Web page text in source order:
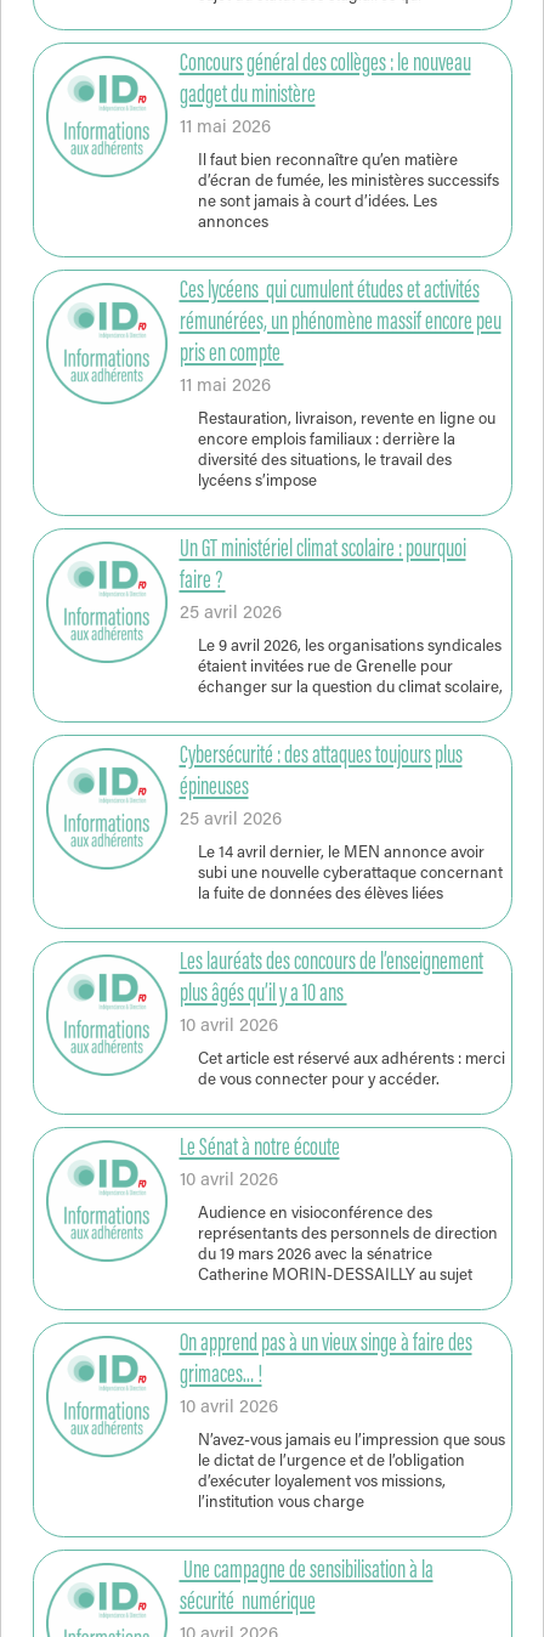
Concours général des collèges : le nouveau
gadget du ministère
11 mai 2026
Il faut bien reconnaître qu’en matière
d’écran de fumée, les ministères successifs
ne sont jamais à court d’idées. Les
annonces
Ces lycéens qui cumulent études et activités
rémunérées, un phénomène massif encore peu
pris en compte
11 mai 2026
Restauration, livraison, revente en ligne ou
encore emplois familiaux : derrière la
diversité des situations, le travail des
lycéens s’impose
Un GT ministériel climat scolaire : pourquoi
faire ?
25 avril 2026
Le 9 avril 2026, les organisations syndicales
étaient invitées rue de Grenelle pour
échanger sur la question du climat scolaire,
Cybersécurité : des attaques toujours plus
épineuses
25 avril 2026
Le 14 avril dernier, le MEN annonce avoir
subi une nouvelle cyberattaque concernant
la fuite de données des élèves liées
Les lauréats des concours de l’enseignement
plus âgés qu’il y a 10 ans
10 avril 2026
Cet article est réservé aux adhérents : merci
de vous connecter pour y accéder.
Le Sénat à notre écoute
10 avril 2026
Audience en visioconférence des
représentants des personnels de direction
du 19 mars 2026 avec la sénatrice
Catherine MORIN-DESSAILLY au sujet
On apprend pas à un vieux singe à faire des
grimaces… !
10 avril 2026
N’avez-vous jamais eu l’impression que sous
le dictat de l’urgence et de l’obligation
d’exécuter loyalement vos missions,
l’institution vous charge
Une campagne de sensibilisation à la
sécurité numérique